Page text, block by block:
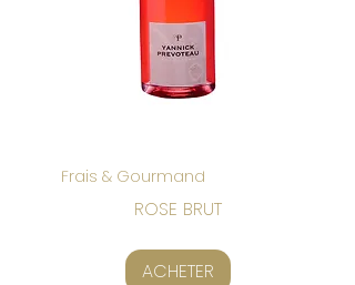
Frais & Gourmand
ROSE BRUT
ACHETER